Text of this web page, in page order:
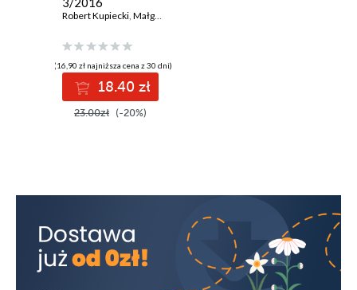
Robert Kupiecki, Małgorzata Wierzejska
(16,90 zł najniższa cena z 30 dni)
18.40 zł
23.00zł (-20%)